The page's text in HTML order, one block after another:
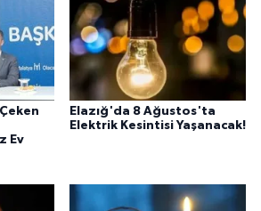
Ev
Elazığ'da 8 Ağustos'ta
Elektrik Kesintisi Yaşanacak!